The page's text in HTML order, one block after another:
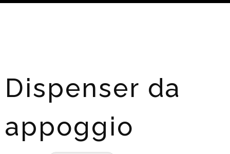
Dispenser da
appoggio